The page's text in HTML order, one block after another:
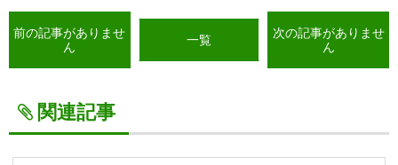
前の記事がありませ
ん
一覧
次の記事がありませ
ん
関連記事